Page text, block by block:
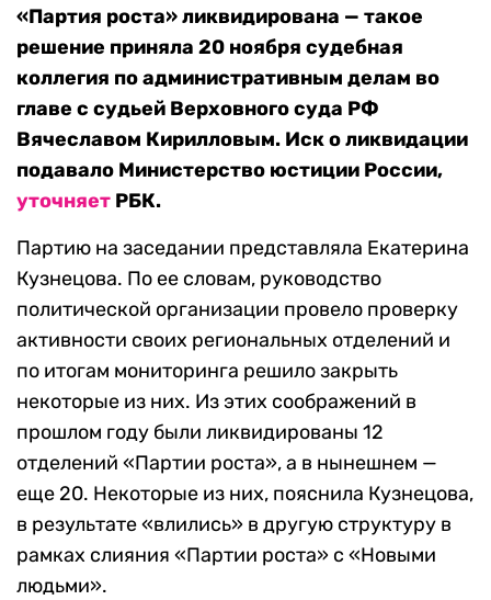
«Партия роста» ликвидирована — такое
решение приняла 20 ноября судебная
коллегия по административным делам во
главе с судьей Верховного суда РФ
Вячеславом Кирилловым. Иск о ликвидации
подавало Министерство юстиции России,
уточняет РБК.
Партию на заседании представляла Екатерина
Кузнецова. По ее словам, руководство
политической организации провело проверку
активности своих региональных отделений и
по итогам мониторинга решило закрыть
некоторые из них. Из этих соображений в
прошлом году были ликвидированы 12
отделений «Партии роста», а в нынешнем —
еще 20. Некоторые из них, пояснила Кузнецова,
в результате «влились» в другую структуру в
рамках слияния «Партии роста» с «Новыми
людьми».